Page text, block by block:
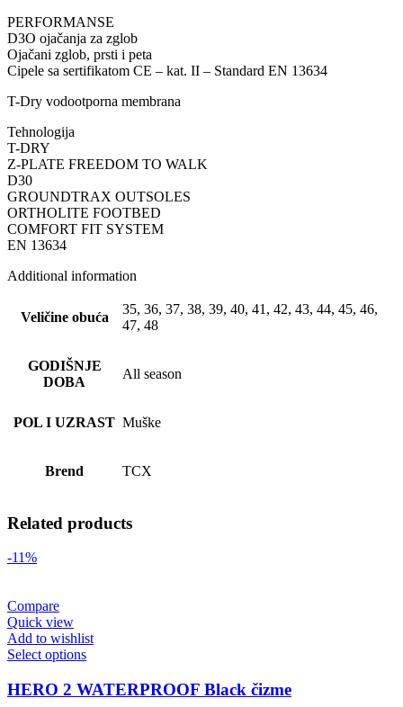
PERFORMANSE
D3O ojačanja za zglob
Ojačani zglob, prsti i peta
Cipele sa sertifikatom CE – kat. II – Standard EN 13634
T-Dry vodootporna membrana
Tehnologija
T-DRY
Z-PLATE FREEDOM TO WALK
D30
GROUNDTRAX OUTSOLES
ORTHOLITE FOOTBED
COMFORT FIT SYSTEM
EN 13634
Additional information
Veličine obuća
35, 36, 37, 38, 39, 40, 41, 42, 43, 44, 45, 46,
47, 48
GODIŠNJE
DOBA
All season
POL I UZRAST Muške
Brend TCX
Related products
-11%
Compare
Quick view
Add to wishlist
Select options
HERO 2 WATERPROOF Black čizme